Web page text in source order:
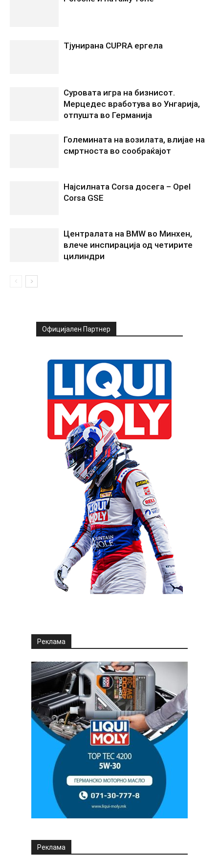
Tјунирана CUPRA ергела
Суровата игра на бизнисот.
Мерцедес вработува во Унгарија,
отпушта во Германија
Големината на возилата, влијае на
смртноста во сообраќајот
Најсилната Corsa досега – Opel
Corsa GSE
Централата на BMW во Минхен,
влече инспирација од четирите
цилиндри
Официјален Партнер
Реклама
Реклама